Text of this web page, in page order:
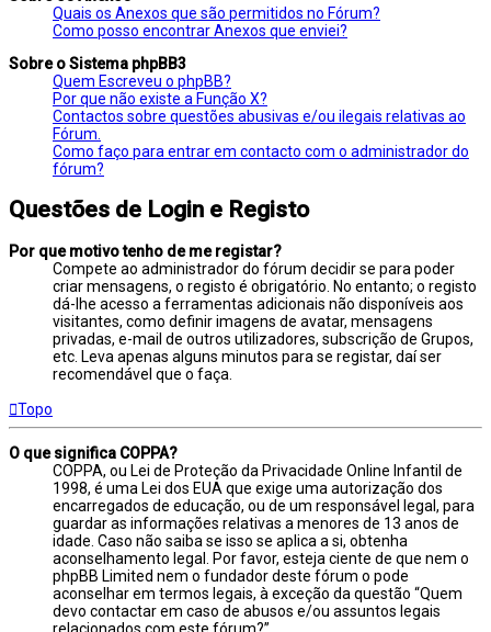
Quais os Anexos que são permitidos no Fórum?
Como posso encontrar Anexos que enviei?
Sobre o Sistema phpBB3
Quem Escreveu o phpBB?
Por que não existe a Função X?
Contactos sobre questões abusivas e/ou ilegais relativas ao
Fórum.
Como faço para entrar em contacto com o administrador do
fórum?
Questões de Login e Registo
Por que motivo tenho de me registar?
Compete ao administrador do fórum decidir se para poder
criar mensagens, o registo é obrigatório. No entanto; o registo
dá-lhe acesso a ferramentas adicionais não disponíveis aos
visitantes, como definir imagens de avatar, mensagens
privadas, e-mail de outros utilizadores, subscrição de Grupos,
etc. Leva apenas alguns minutos para se registar, daí ser
recomendável que o faça.
Topo
O que significa COPPA?
COPPA, ou Lei de Proteção da Privacidade Online Infantil de
1998, é uma Lei dos EUA que exige uma autorização dos
encarregados de educação, ou de um responsável legal, para
guardar as informações relativas a menores de 13 anos de
idade. Caso não saiba se isso se aplica a si, obtenha
aconselhamento legal. Por favor, esteja ciente de que nem o
phpBB Limited nem o fundador deste fórum o pode
aconselhar em termos legais, à exceção da questão “Quem
devo contactar em caso de abusos e/ou assuntos legais
relacionados com este fórum?”.